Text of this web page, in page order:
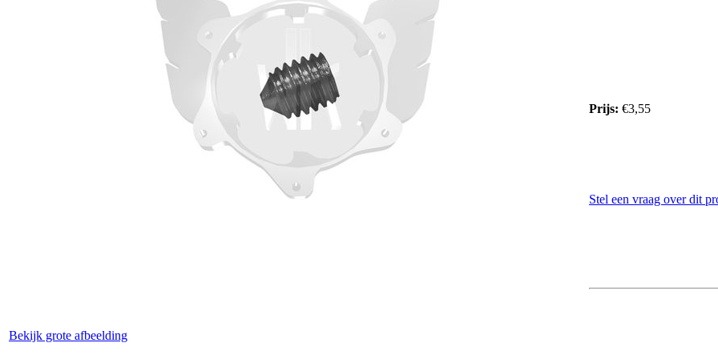
Bekijk grote afbeelding
Prijs: €3,55
Stel een vraag over dit